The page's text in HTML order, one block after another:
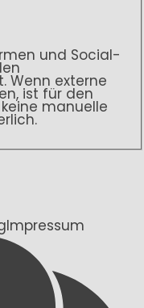
und Social-
Wenn externe
ist für den
manuelle
Impressum